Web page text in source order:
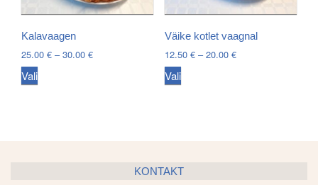
be
chosen
on
the
product
be
chosen
on
the
product
Kalavaagen
25.00 € – 30.00 €Price
ValiThis
Väike kotlet vaagnal
12.50 € – 20.00 €Price
ValiThis
KONTAKT